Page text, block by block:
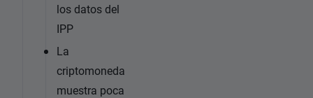
los datos del
IPP
La
criptomoneda
muestra poca